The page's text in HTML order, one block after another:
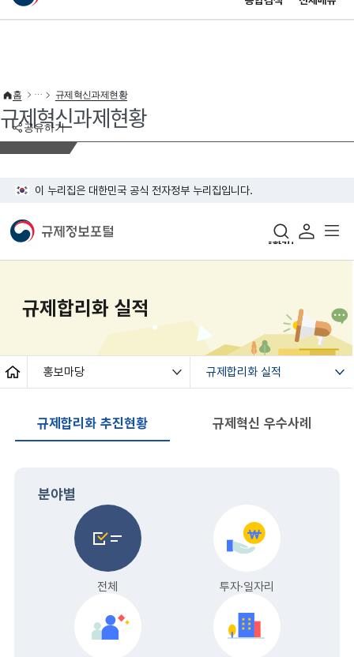
이 누리집은 대한민국 공식 전자정부 누리집입니다.
공유하기
홈 규제혁신과제현황
규제혁신과제현황